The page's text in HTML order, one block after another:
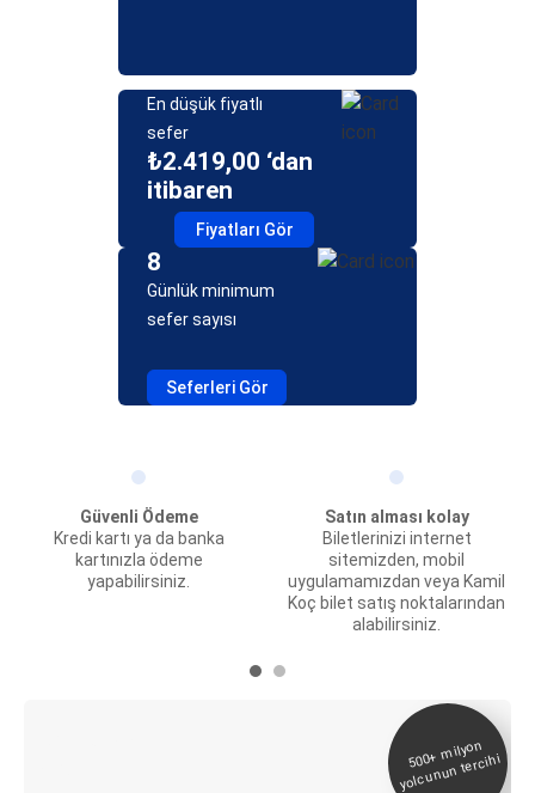
En düşük fiyatlı
sefer
₺2.419,00 ‘dan
itibaren
Fiyatları Gör
8
Günlük minimum
sefer sayısı
Seferleri Gör
Güvenli Ödeme
Kredi kartı ya da banka
kartınızla ödeme
yapabilirsiniz.
Satın alması kolay
Biletlerinizi internet
sitemizden, mobil
uygulamamızdan veya Kamil
Koç bilet satış noktalarından
alabilirsiniz.
500+
milyon
yolcunun tercihi